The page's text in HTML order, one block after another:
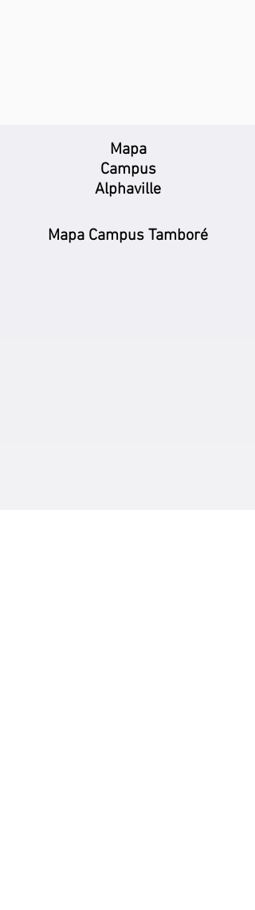
Mapa
Campus
Alphaville
Mapa Campus Tamboré